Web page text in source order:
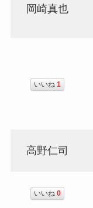
岡崎真也
いいね 1
高野仁司
いいね 0